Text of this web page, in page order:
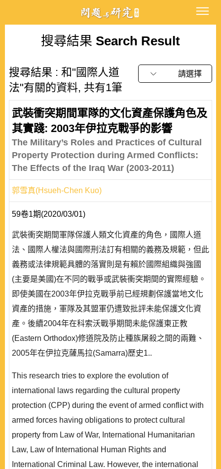
搜尋結果 Search Result
搜尋結果 : 和"國際人道
法"有關的資料, 共有1筆
請選擇
武裝衝突期間軍隊的文化資產保護角色及
其實踐: 2003年伊拉克戰爭的影響
The Military’s Roles and Practices of Cultural
Property Protection during Armed Conflicts:
The Effects of the Iraq War (2003-2011)
郭雪真(Hsueh-Chen Kuo)
59卷1期(2020/03/01)
武裝衝突期間軍隊保護人類文化資產的角色，國際人道
法、國際人權法與國際刑法訂有相關的義務及規範，但此
義務或法律規範具體的落實則是有賴於國際組織與強國
(主要是美國)在不同的戰爭或武裝衝突期間的實際經驗。
即使美國在2003年伊拉克戰爭前已經規劃保護當地文化
資產的措施，軍隊及其盟軍仍遭致批評未能保護文化資
產。後續2004年在科索沃戰爭期間未能保護東正教
(Eastern Orthodox)修道院及防止種族屠殺之間的兩難、
2005年在伊拉克薩馬拉(Samarra)歷史1..
This research tries to explore the evolution of
international laws regarding the cultural property
protection (CPP) during the event of armed conflict with
armed forces having obligations to protect cultural
property from Law of War, International Humanitarian
Law, Law of International Human Rights and
International Criminal Law. However, the international